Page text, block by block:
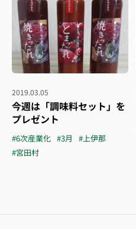
2019.03.05
今週は「調味料セット」を
プレゼント
#6次産業化 #3月
#上伊那
#宮田村